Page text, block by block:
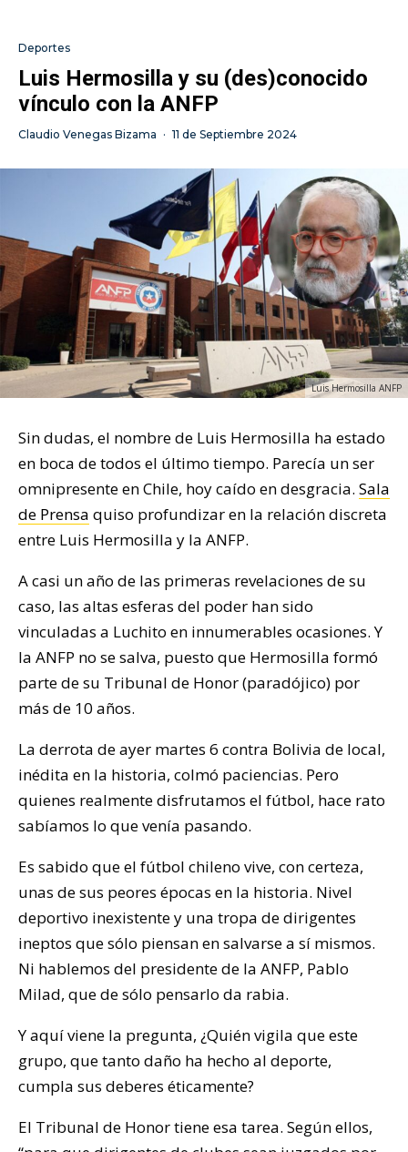
Deportes
Luis Hermosilla y su (des)conocido
vínculo con la ANFP
Claudio Venegas Bizama · 11 de Septiembre 2024
Luis Hermosilla ANFP
Sin dudas, el nombre de Luis Hermosilla ha estado
en boca de todos el último tiempo. Parecía un ser
omnipresente en Chile, hoy caído en desgracia. Sala
de Prensa quiso profundizar en la relación discreta
entre Luis Hermosilla y la ANFP.
A casi un año de las primeras revelaciones de su
caso, las altas esferas del poder han sido
vinculadas a Luchito en innumerables ocasiones. Y
la ANFP no se salva, puesto que Hermosilla formó
parte de su Tribunal de Honor (paradójico) por
más de 10 años.
La derrota de ayer martes 6 contra Bolivia de local,
inédita en la historia, colmó paciencias. Pero
quienes realmente disfrutamos el fútbol, hace rato
sabíamos lo que venía pasando.
Es sabido que el fútbol chileno vive, con certeza,
unas de sus peores épocas en la historia. Nivel
deportivo inexistente y una tropa de dirigentes
ineptos que sólo piensan en salvarse a sí mismos.
Ni hablemos del presidente de la ANFP, Pablo
Milad, que de sólo pensarlo da rabia.
Y aquí viene la pregunta, ¿Quién vigila que este
grupo, que tanto daño ha hecho al deporte,
cumpla sus deberes éticamente?
El Tribunal de Honor tiene esa tarea. Según ellos,